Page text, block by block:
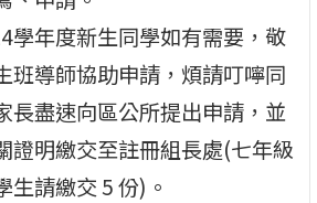
學年度新生同學如有需要，敬
班導師協助申請，煩請叮嚀同
長盡速向區公所提出申請，並
證明繳交至註冊組長處(七年級
生請繳交 5 份)。